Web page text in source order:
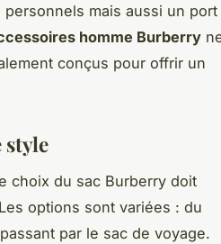
mais aussi un port
homme Burberry
conçus pour offrir un
style
choix du sac Burberry doit
options sont variées : du
par le sac de voyage.